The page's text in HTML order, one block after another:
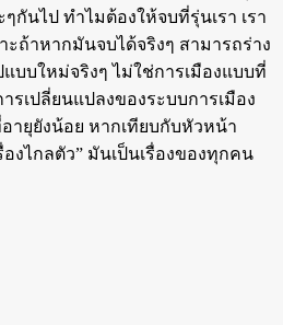
กันไป ทำไมต้องให้จบที่รุ่นเรา เรา
ถ้าหากมันจบได้จริงๆ สามารถร่าง
บบใหม่จริงๆ ไม่ใช่การเมืองแบบที่
รเปลี่ยนแปลงของระบบการเมือง
ายุยังน้อย หากเทียบกับหัวหน้า
ไกลตัว” มันเป็นเรื่องของทุกคน